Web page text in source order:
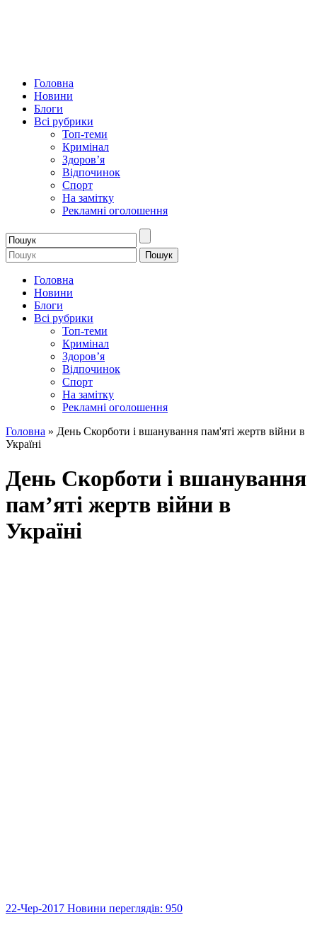
Головна
Новини
Блоги
Всі рубрики
Топ-теми
Кримінал
Здоров’я
Відпочинок
Спорт
На замітку
Рекламні оголошення
Головна
Новини
Блоги
Всі рубрики
Топ-теми
Кримінал
Здоров’я
Відпочинок
Спорт
На замітку
Рекламні оголошення
Головна » День Скорботи і вшанування пам'яті жертв війни в
Україні
День Скорботи і вшанування
пам’яті жертв війни в
Україні
22-Чер-2017 Новини переглядів: 950